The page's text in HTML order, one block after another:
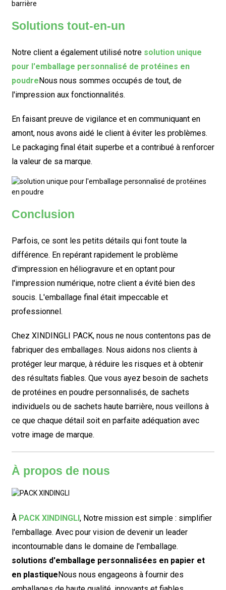
Solutions tout-en-un
Notre client a également utilisé notre solution unique
pour l'emballage personnalisé de protéines en
poudreNous nous sommes occupés de tout, de
l'impression aux fonctionnalités.
En faisant preuve de vigilance et en communiquant en
amont, nous avons aidé le client à éviter les problèmes.
Le packaging final était superbe et a contribué à renforcer
la valeur de sa marque.
Conclusion
Parfois, ce sont les petits détails qui font toute la
différence. En repérant rapidement le problème
d'impression en héliogravure et en optant pour
l'impression numérique, notre client a évité bien des
soucis. L'emballage final était impeccable et
professionnel.
Chez XINDINGLI PACK, nous ne nous contentons pas de
fabriquer des emballages. Nous aidons nos clients à
protéger leur marque, à réduire les risques et à obtenir
des résultats fiables. Que vous ayez besoin de sachets
de protéines en poudre personnalisés, de sachets
individuels ou de sachets haute barrière, nous veillons à
ce que chaque détail soit en parfaite adéquation avec
votre image de marque.
À propos de nous
À PACK XINDINGLI, Notre mission est simple : simplifier
l'emballage. Avec pour vision de devenir un leader
incontournable dans le domaine de l'emballage.
solutions d'emballage personnalisées en papier et
en plastiqueNous nous engageons à fournir des